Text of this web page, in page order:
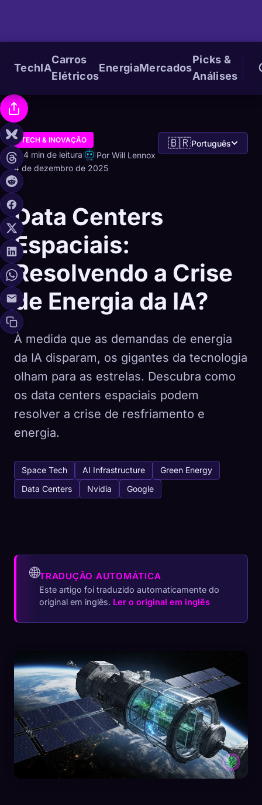
TechIA
Carros
Elétricos
EnergiaMercados
Picks &
Análises
TECH & INOVAÇÃO
4 min de leitura
Por Will Lennox
4 de dezembro de 2025
🇧🇷Português
Data Centers
Espaciais:
Resolvendo a Crise
de Energia da IA?
À medida que as demandas de energia
da IA disparam, os gigantes da tecnologia
olham para as estrelas. Descubra como
os data centers espaciais podem
resolver a crise de resfriamento e
energia.
Space Tech AI Infrastructure
Green Energy
Data Centers
Nvidia Google
🌐TRADUÇÃO AUTOMÁTICA
Este artigo foi traduzido automaticamente do
original em inglês. Ler o original em inglês